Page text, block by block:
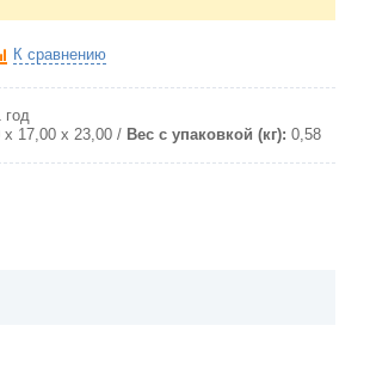
К сравнению
год
х 17,00 х 23,00 Вес с упаковкой (кг): 0,58